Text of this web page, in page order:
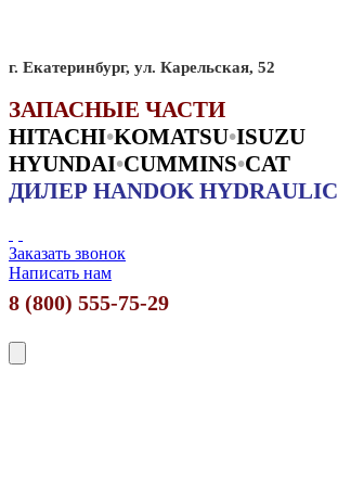
г. Екатеринбург, ул. Карельская, 52
ЗАПАСНЫЕ ЧАСТИ
HITACHI•KOMATSU•ISUZU
HYUNDAI•CUMMINS•CAT
ДИЛЕР HANDOK HYDRAULIC
Заказать звонок
Написать нам
8 (800) 555-75-29